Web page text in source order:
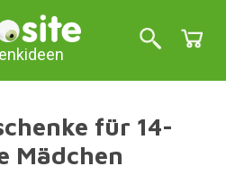
für 14-
Mädchen